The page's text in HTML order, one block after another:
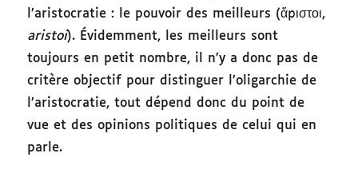
l’aristocratie : le pouvoir des meilleurs (ἄριστοι,
aristoi). Évidemment, les meilleurs sont
toujours en petit nombre, il n’y a donc pas de
critère objectif pour distinguer l’oligarchie de
l’aristocratie, tout dépend donc du point de
vue et des opinions politiques de celui qui en
parle.